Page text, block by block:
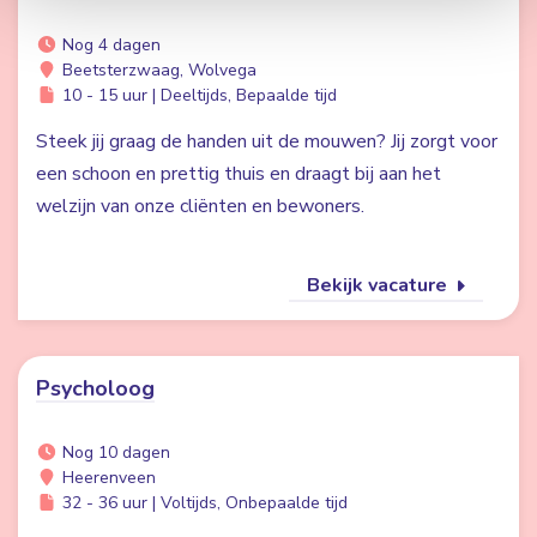
Nog 4 dagen
Beetsterzwaag, Wolvega
10 - 15 uur | Deeltijds, Bepaalde tijd
Steek jij graag de handen uit de mouwen? Jij zorgt voor
een schoon en prettig thuis en draagt bij aan het
welzijn van onze cliënten en bewoners.
Bekijk vacature
Psycholoog
Nog 10 dagen
Heerenveen
32 - 36 uur | Voltijds, Onbepaalde tijd